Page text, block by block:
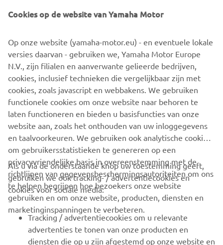
comfortable ride.
blazer to youth, the 2022 Yamaha Snowmobile range has
a machine to take you on your next adventure.
DISCOVER THE FULL RANGE
CORPORATE
VOOR BEDRIJVEN
MEER YAMAHA
Cookies op de website van Yamaha Motor
Op onze website (yamaha-motor.eu) - en eventuele lokale
versies daarvan - gebruiken we, Yamaha Motor Europe
N.V., zijn filialen en aanverwante gelieerde bedrijven,
cookies, inclusief technieken die vergelijkbaar zijn met
cookies, zoals javascript en webbakens. We gebruiken
functionele cookies om onze website naar behoren te
laten functioneren en bieden u basisfuncties van onze
website aan, zoals het onthouden van uw inloggegevens
en taalvoorkeuren. We gebruiken ook analytische cookies
om gebruikersstatistieken te genereren op een
privacyvriendelijke basis in overeenstemming met de
richtlijnen van gegevensbeschermingsautoriteiten om ons
te helpen begrijpen hoe bezoekers onze website
gebruiken en om onze website, producten, diensten en
marketinginspanningen te verbeteren.
Als u via de onderstaande knop uw toestemming geeft,
gebruiken we ook tracking- / advertentiecookies en
cookies voor sociale media:
Tracking / advertentiecookies om u relevante
advertenties te tonen van onze producten en
diensten die op u zijn afgestemd op onze website en